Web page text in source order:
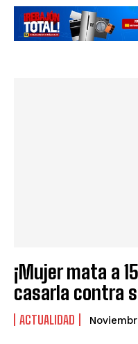
¡Mujer mata a
casarla contra
ACTUALIDAD